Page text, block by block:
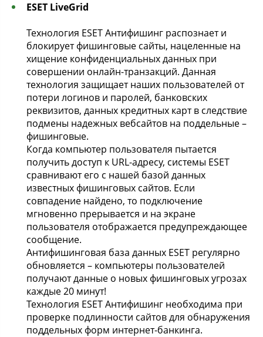
ESET LiveGrid
Технология ESET Антифишинг распознает и
блокирует фишинговые сайты, нацеленные на
хищение конфиденциальных данных при
совершении онлайн-транзакций. Данная
технология защищает наших пользователей от
потери логинов и паролей, банковских
реквизитов, данных кредитных карт в следствие
подмены надежных вебсайтов на поддельные –
фишинговые.
Когда компьютер пользователя пытается
получить доступ к URL-адресу, системы ESET
сравнивают его с нашей базой данных
известных фишинговых сайтов. Если
совпадение найдено, то подключение
мгновенно прерывается и на экране
пользователя отображается предупреждающее
сообщение.
Антифишинговая база данных ESET регулярно
обновляется – компьютеры пользователей
получают данные о новых фишинговых угрозах
каждые 20 минут!
Технология ESET Антифишинг необходима при
проверке подлинности сайтов для обнаружения
поддельных форм интернет-банкинга.